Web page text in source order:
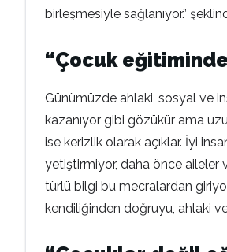
birleşmesiyle sağlanıyor.”
“Çocuk
Günümüzde ahlaki, sosyal ve
kazanıyor gibi gözükür ama
ise kerizlik olarak açıklar. İyi
yetiştirmiyor, daha önce aileler
türlü bilgi bu mecralardan
kendiliğinden doğruyu, ahlaki